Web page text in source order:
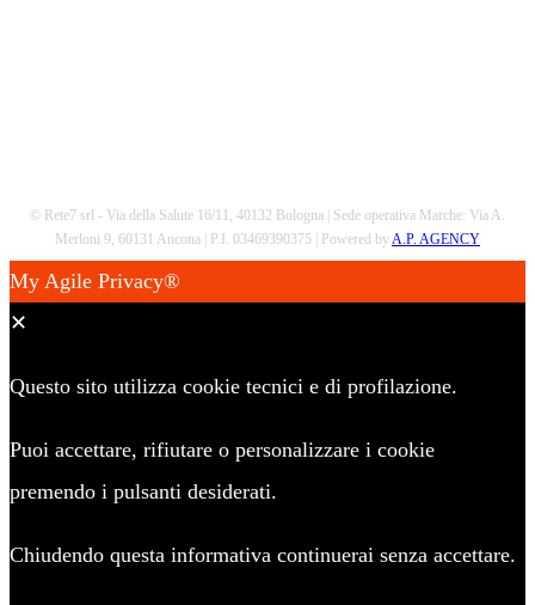
© Rete7 srl - Via della Salute 16/11, 40132 Bologna | Sede operativa Marche: Via A.
Merloni 9, 60131 Ancona | P.I. 03469390375 | Powered byA.P. AGENCY
My Agile Privacy®
✕
Questo sito utilizza cookie tecnici e di profilazione.
Puoi accettare, rifiutare o personalizzare i cookie
premendo i pulsanti desiderati.
Chiudendo questa informativa continuerai senza accettare.